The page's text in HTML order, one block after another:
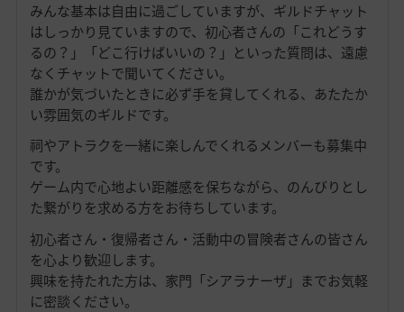
みんな基本は自由に過ごしていますが、ギルドチャット
はしっかり見ていますので、初心者さんの「これどうす
るの？」「どこ行けばいいの？」といった質問は、遠慮
なくチャットで聞いてください。
誰かが気づいたときに必ず手を貸してくれる、あたたか
い雰囲気のギルドです。
祠やアトラクを一緒に楽しんでくれるメンバーも募集中
です。
ゲーム内で心地よい距離感を保ちながら、のんびりとし
た繋がりを求める方をお待ちしています。
初心者さん・復帰者さん・活動中の冒険者さんの皆さん
を心より歓迎します。
興味を持たれた方は、家門「シアラナーザ」までお気軽
に密談ください。